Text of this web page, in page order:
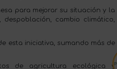
para mejorar su situación y la
cambio climático,
esta iniciativa, sumando más de
de agricultura ecológica y